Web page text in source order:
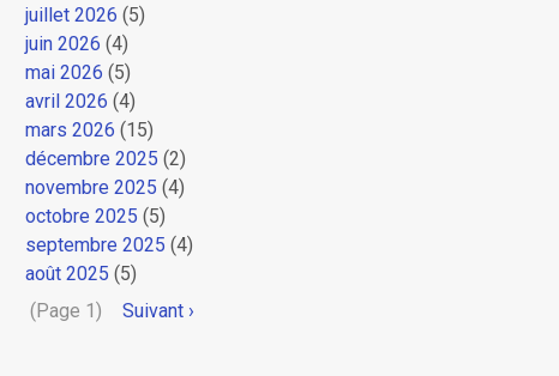
juillet 2026 (5)
juin 2026 (4)
mai 2026 (5)
avril 2026 (4)
mars 2026 (15)
décembre 2025 (2)
novembre 2025 (4)
octobre 2025 (5)
septembre 2025 (4)
août 2025 (5)
Pagination
(Page 1)
Page
Suivant ›